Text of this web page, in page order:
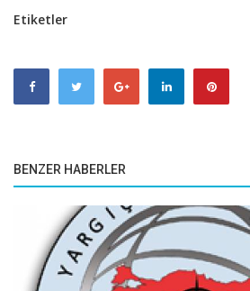
Etiketler
BENZER HABERLER